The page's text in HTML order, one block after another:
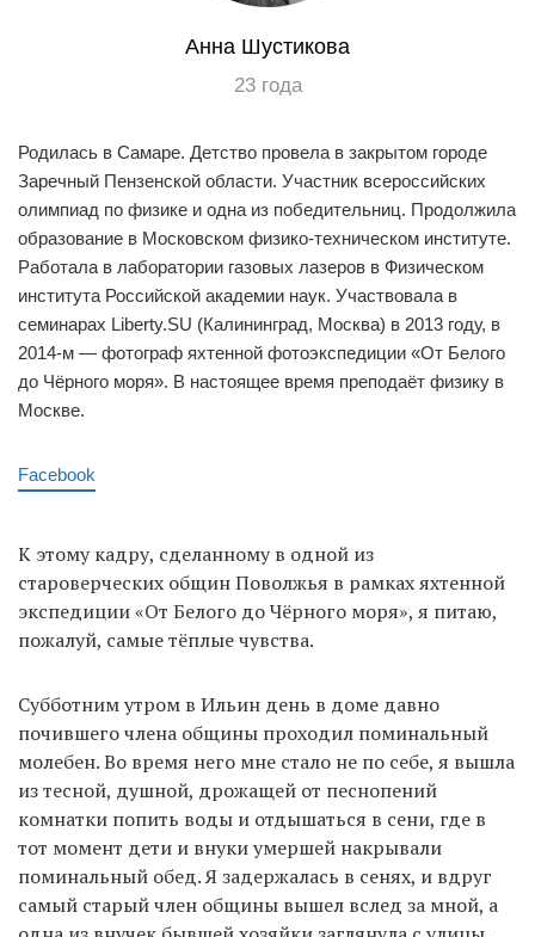
Анна Шустикова
23 года
Родилась в Самаре. Детство провела в закрытом городе
Заречный Пензенской области. Участник всероссийских
олимпиад по физике и одна из победительниц. Продолжила
образование в Московском физико-техническом институте.
Работала в лаборатории газовых лазеров в Физическом
института Российской академии наук. Участвовала в
семинарах Liberty.SU (Калининград, Москва) в 2013 году, в
2014-м — фотограф яхтенной фотоэкспедиции «От Белого
до Чёрного моря». В настоящее время преподаёт физику в
Москве.
Facebook
К этому кадру, сделанному в одной из
староверческих общин Поволжья в рамках яхтенной
экспедиции «От Белого до Чёрного моря», я питаю,
пожалуй, самые тёплые чувства.
Субботним утром в Ильин день в доме давно
почившего члена общины проходил поминальный
молебен. Во время него мне стало не по себе, я вышла
из тесной, душной, дрожащей от песнопений
комнатки попить воды и отдышаться в сени, где в
тот момент дети и внуки умершей накрывали
поминальный обед. Я задержалась в сенях, и вдруг
самый старый член общины вышел вслед за мной, а